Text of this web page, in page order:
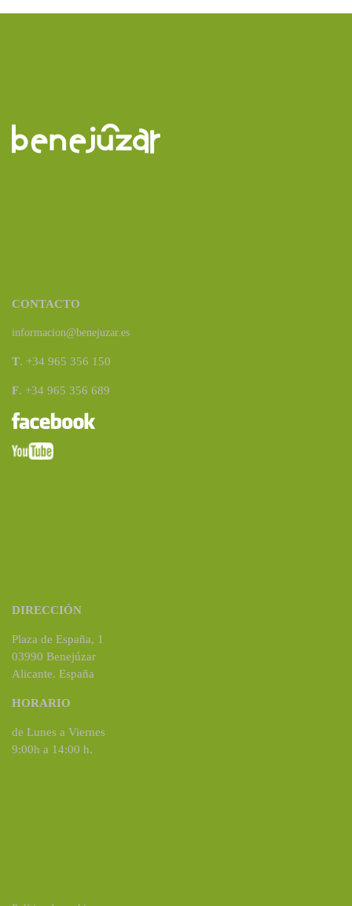
CONTACTO
informacion@benejuzar.es
T. +34 965 356 150
F. +34 965 356 689
DIRECCIÓN
Plaza de España, 1
03990 Benejúzar
Alicante. España
HORARIO
de Lunes a Viernes
9:00h a 14:00 h.